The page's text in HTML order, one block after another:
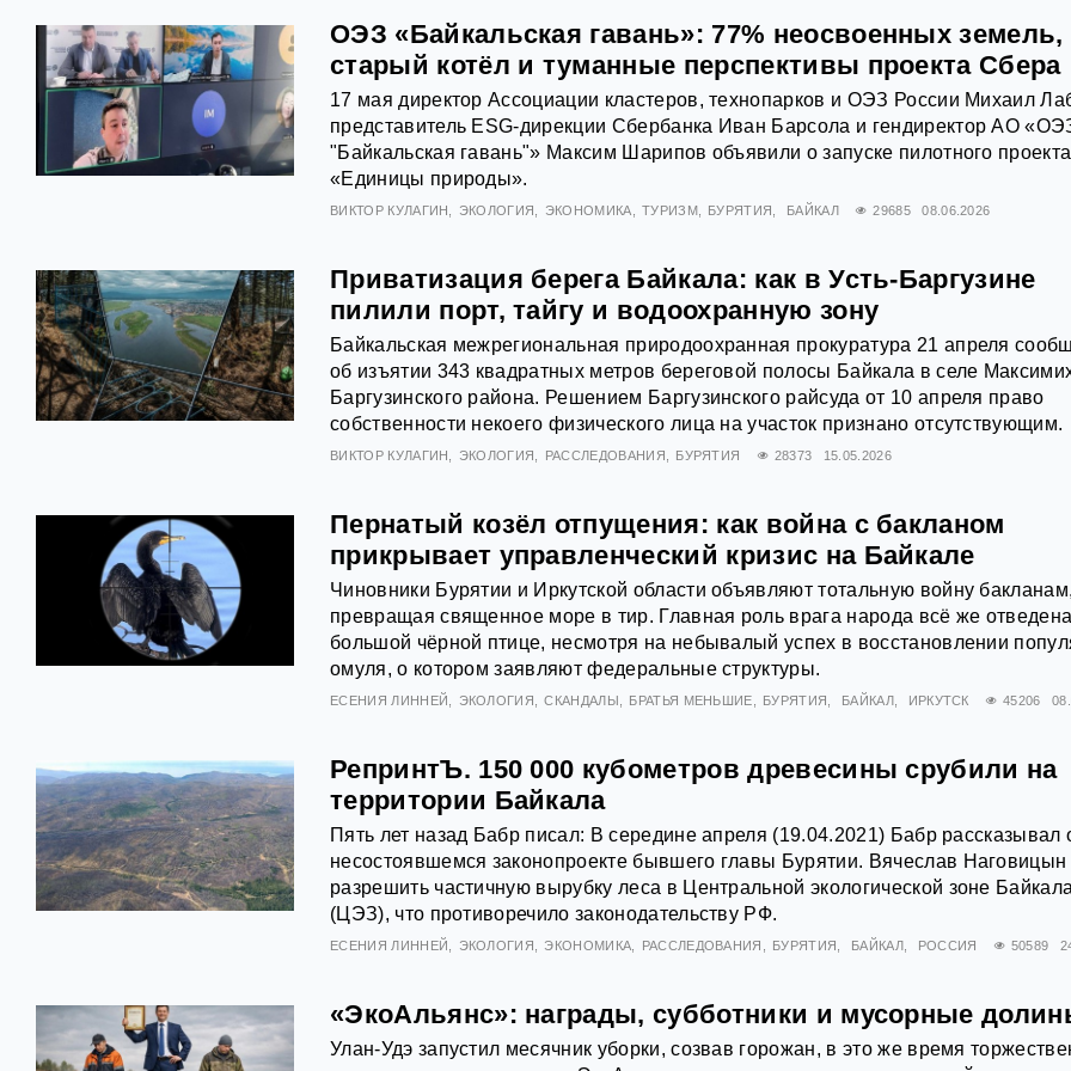
ОЭЗ «Байкальская гавань»: 77% неосвоенных земель,
старый котёл и туманные перспективы проекта Сбера
17 мая директор Ассоциации кластеров, технопарков и ОЭЗ России Михаил
представитель ESG-дирекции Сбербанка Иван Барсола и гендиректор АО
"Байкальская гавань"» Максим Шарипов объявили о запуске пилотного проекта
«Единицы природы».
ВИКТОР КУЛАГИН ЭКОЛОГИЯ ЭКОНОМИКА ТУРИЗМ БУРЯТИЯ БАЙКАЛ 29685 08.06.2026
Приватизация берега Байкала: как в Усть-Баргузине
пилили порт, тайгу и водоохранную зону
Байкальская межрегиональная природоохранная прокуратура 21 апреля
об изъятии 343 квадратных метров береговой полосы Байкала в селе
Баргузинского района. Решением Баргузинского райсуда от 10 апреля право
собственности некоего физического лица на участок признано отсутствующим.
ВИКТОР КУЛАГИН ЭКОЛОГИЯ РАССЛЕДОВАНИЯ БУРЯТИЯ 28373 15.05.2026
Пернатый козёл отпущения: как война с бакланом
прикрывает управленческий кризис на Байкале
Чиновники Бурятии и Иркутской области объявляют тотальную войну бакланам,
превращая священное море в тир. Главная роль врага народа всё же отведена
большой чёрной птице, несмотря на небывалый успех в восстановлении
омуля, о котором заявляют федеральные структуры.
ЕСЕНИЯ ЛИННЕЙ ЭКОЛОГИЯ СКАНДАЛЫ БРАТЬЯ МЕНЬШИЕ БУРЯТИЯ БАЙКАЛ ИРКУТСК 45206
РепринтЪ. 150 000 кубометров древесины срубили на
территории Байкала
Пять лет назад Бабр писал: В середине апреля (19.04.2021) Бабр рассказывал
несостоявшемся законопроекте бывшего главы Бурятии. Вячеслав Наговицын
разрешить частичную вырубку леса в Центральной экологической зоне
(ЦЭЗ), что противоречило законодательству РФ.
ЕСЕНИЯ ЛИННЕЙ ЭКОЛОГИЯ ЭКОНОМИКА РАССЛЕДОВАНИЯ БУРЯТИЯ БАЙКАЛ РОССИЯ 50589
«ЭкоАльянс»: награды, субботники и мусорные
Улан-Удэ запустил месячник уборки, созвав горожан, в это же время